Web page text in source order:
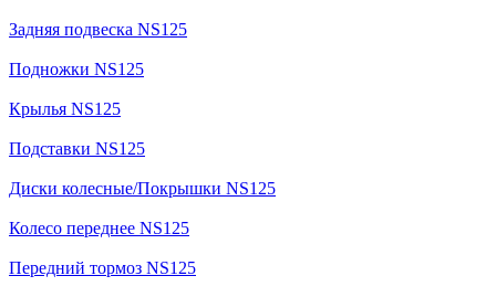
Задняя подвеска NS125
Подножки NS125
Крылья NS125
Подставки NS125
Диски колесные/Покрышки NS125
Колесо переднее NS125
Передний тормоз NS125